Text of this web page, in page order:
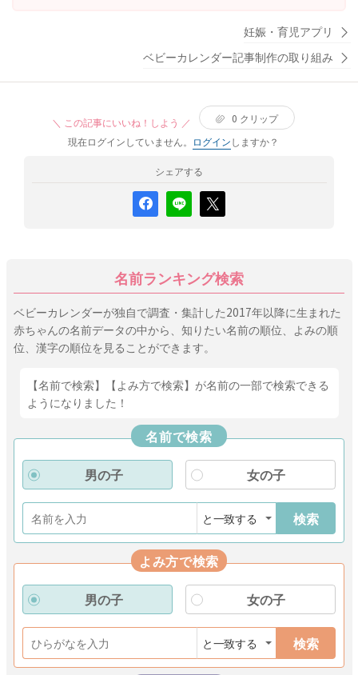
受け止めていいのでしょうか。 それとも私が上手く愛着形
診したことがないため教えていただきたいです。 ・病院を
受診しない場合でも、市販薬を薬局などで購入して塗った
うかも判断しにくいのですが、薬を使った方がよいかどう
かは何を基準に判断すればよいですか。 ・また、顔などに
小さな赤いプツっとしたものがある場合、引っかき傷で少
ことがあります。そのような場合も、ひとまず様子見でよ
いのでしょうか。それとも受診した方がよいのでしょう
か。 月齢が低いため、どの程度慎重に対応すべきなのか知
妊娠・育児アプリ
ベビーカレンダー記事制作の取り組み
＼ この記事にいいね！しよう ／ 0 クリップ
現在ログインしていません。
ログインしますか？
シェアする
名前ランキング検索
ベビーカレンダーが独自で調査・集計した2017年以降に生まれた
赤ちゃんの名前データの中から、知りたい名前の順位、よみの順
位、漢字の順位を見ることができます。
【名前で検索】【よみ方で検索】が名前の一部で検索できる
ようになりました！
名前で検索
男の子
女の子
検索
よみ方で検索
男の子
女の子
検索